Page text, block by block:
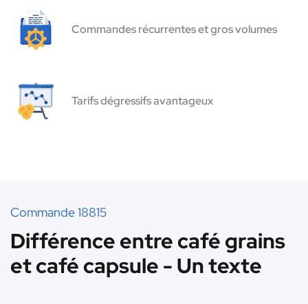
Commandes récurrentes et gros volumes
Tarifs dégressifs avantageux
Commande 18815
Différence entre café grains
et café capsule - Un texte